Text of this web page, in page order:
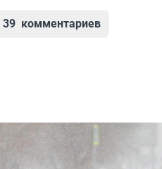
39 комментариев